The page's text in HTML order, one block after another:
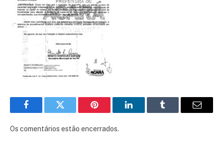
FacebookTwitter Pinterest LinkedInTumblr
E-
Os comentários estão encerrados.